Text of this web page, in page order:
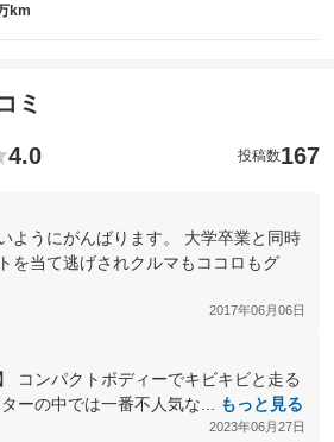
km
ミ
4.0 投稿数167
ようにがんばります。 大学卒業と同時
を当て逃げされクルマもココロもグ
2017年06月06日
コンパクトボディーでキビキビと走る
ーの中では一番不人気な...
もっと見る
2023年06月27日